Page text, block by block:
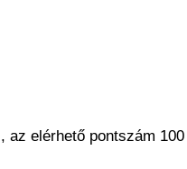
az elérhető pontszám 100